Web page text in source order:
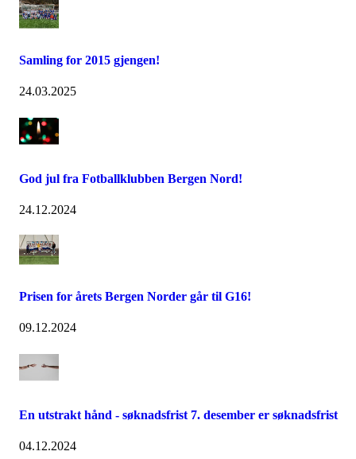
Samling for 2015 gjengen!
24.03.2025
God jul fra Fotballklubben Bergen Nord!
24.12.2024
Prisen for årets Bergen Norder går til G16!
09.12.2024
En utstrakt hånd - søknadsfrist 7. desember er søknadsfrist
04.12.2024